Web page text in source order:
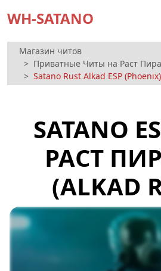
WH-SATANO
Магазин читов
Приватные Читы на Раст
Satano Rust Alkad ESP (Phoenix)
SATANO
РАСТ
(ALKAD